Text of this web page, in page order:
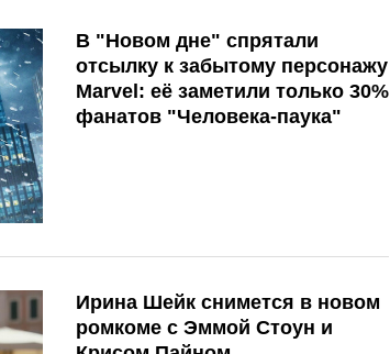
В "Новом дне" спрятали
отсылку к забытому персонажу
Marvel: её заметили только 30%
фанатов "Человека-паука"
Ирина Шейк снимется в новом
ромкоме с Эммой Стоун и